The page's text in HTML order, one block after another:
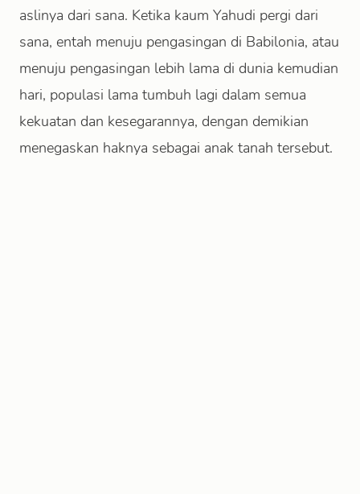
aslinya dari sana. Ketika kaum Yahudi pergi dari
sana, entah menuju pengasingan di Babilonia, atau
menuju pengasingan lebih lama di dunia kemudian
hari, populasi lama tumbuh lagi dalam semua
kekuatan dan kesegarannya, dengan demikian
menegaskan haknya sebagai anak tanah tersebut.